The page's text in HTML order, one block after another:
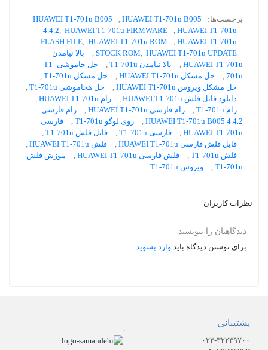
برچسب‌ها: HUAWEI T1-701u B005 , HUAWEI T1-701u B005
4.4.2, HUAWEI T1-701u FIRMWARE , HUAWEI T1-701u
FLASH FILE, HUAWEI T1-701u ROM , HUAWEI T1-701u
STOCK ROM, HUAWEI T1-701u UPDATE
,
بالا نیامدن
HUAWEI T1-701u
, بالا نیامدن T1-701u ,
حل خاموشی T1-
701u
, حل مشکل HUAWEI T1-701u , حل مشکل T1-701u
,
حل مشکل ویروس HUAWEI T1-701u
, حل هخاموشی T1-701u
,
دانلود فایل فلش HUAWEI T1-701u
, رام HUAWEI T1-701u
,
رام T1-701u
, رام فارسی HUAWEI T1-701u ,
رام فارسی
HUAWEI T1-701u B005 4.4.2
, روی لوگو T1-701u ,
فارسی
HUAWEI T1-701u
, فارسی T1-701u , فایل فلش T1-701u
,
فایل فلش فارسی HUAWEI T1-701u
, فلش HUAWEI T1-701u
,
فلش T1-701u
, فلش فارسی HUAWEI T1-701u ,
موزش فلش
T1-701u
, ویروس T1-701u
نظرات کاربران
دیدگاهتان را بنویسید
برای نوشتن دیدگاه باید وارد بشوید.
پشتیبانی
۰۲۳-۳۲۲۳۹۷۰۰
.
.